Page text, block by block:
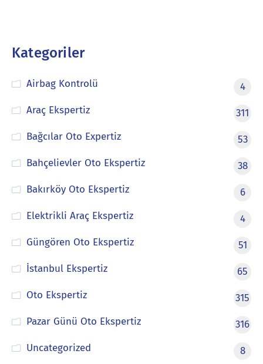
Kategoriler
Airbag Kontrolü
4
Araç Ekspertiz
311
Bağcılar Oto Expertiz
53
Bahçelievler Oto Ekspertiz
38
Bakırköy Oto Ekspertiz
6
Elektrikli Araç Ekspertiz
4
Güngören Oto Ekspertiz
51
İstanbul Ekspertiz
65
Oto Ekspertiz
315
Pazar Günü Oto Ekspertiz
316
Uncategorized
8